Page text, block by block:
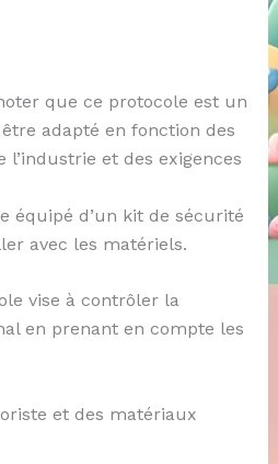
que ce protocole est un
adapté en fonction des
l’industrie et des exigences
équipé d’un kit de sécurité
avec les matériels.
vise à contrôler la
en prenant en compte les
et des matériaux